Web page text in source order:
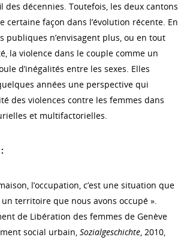
des décennies. Toutefois, les deux cantons
certaine façon dans l’évolution récente. En
publiques n’envisagent plus, ou en tout
la violence dans le couple comme un
d’inégalités entre les sexes. Elles
années une perspective qui
des violences contre les femmes dans
et multifactorielles.
lʼoccupation, c’est une situation que
un territoire que nous avons occupé ».
de Libération des femmes de Genève
social urbain, Sozialgeschichte, 2010,